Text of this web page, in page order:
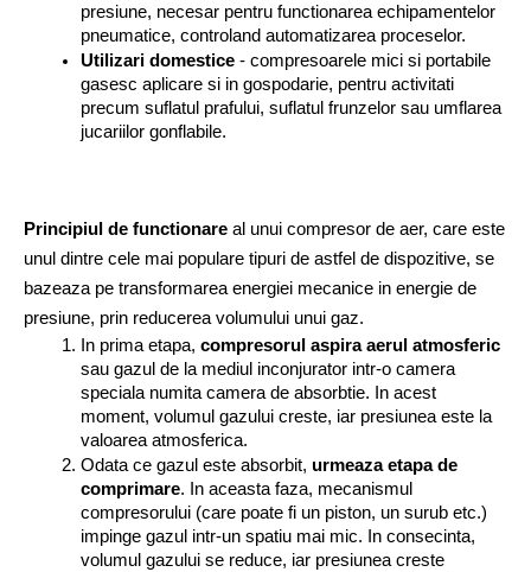
presiune, necesar pentru functionarea echipamentelor
pneumatice, controland automatizarea proceselor.
Utilizari domestice - compresoarele mici si portabile
gasesc aplicare si in gospodarie, pentru activitati
precum suflatul prafului, suflatul frunzelor sau umflarea
jucariilor gonflabile.
Principiul de functionare al unui compresor de aer, care este
unul dintre cele mai populare tipuri de astfel de dispozitive, se
bazeaza pe transformarea energiei mecanice in energie de
presiune, prin reducerea volumului unui gaz.
In prima etapa, compresorul aspira aerul atmosferic
sau gazul de la mediul inconjurator intr-o camera
speciala numita camera de absorbtie. In acest
moment, volumul gazului creste, iar presiunea este la
valoarea atmosferica.
Odata ce gazul este absorbit, urmeaza etapa de
comprimare. In aceasta faza, mecanismul
compresorului (care poate fi un piston, un surub etc.)
impinge gazul intr-un spatiu mai mic. In consecinta,
volumul gazului se reduce, iar presiunea creste